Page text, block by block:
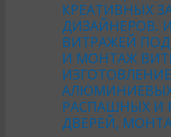
КРЕАТИВНЫХ
ДИЗАЙНЕРОВ.
ВИТРАЖЕЙ
И МОНТАЖ
РАСПАШНЫХ И
ДВЕРЕЙ,